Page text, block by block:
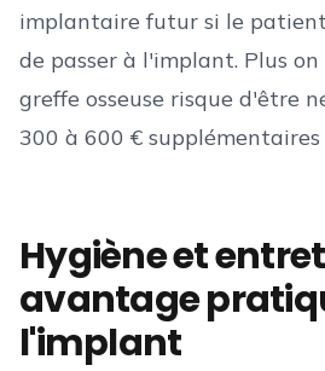
implantaire futur si le
de passer à l'implant. Plus
greffe osseuse risque d'être
300 à 600 €
Hygiène et
avantage
l'implant